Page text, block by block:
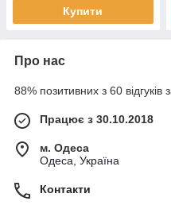
Купити
Про нас
88% позитивних з 60 відгуків
Працює з 30.10.2018
м. Одеса
Одеса, Україна
Контакти